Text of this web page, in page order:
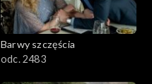
Barwy szczęścia
odc. 2483